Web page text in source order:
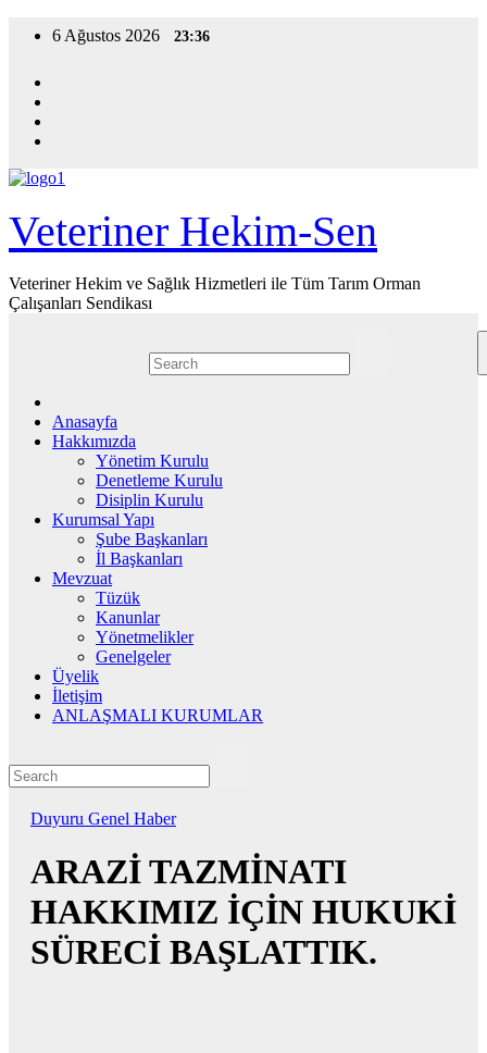
6 Ağustos 2026 23:36
Veteriner Hekim-Sen
Veteriner Hekim ve Sağlık Hizmetleri ile Tüm Tarım Orman
Çalışanları Sendikası
Anasayfa
Hakkımızda
Yönetim Kurulu
Denetleme Kurulu
Disiplin Kurulu
Kurumsal Yapı
Şube Başkanları
İl Başkanları
Mevzuat
Tüzük
Kanunlar
Yönetmelikler
Genelgeler
Üyelik
İletişim
ANLAŞMALI KURUMLAR
Duyuru Genel Haber
ARAZİ TAZMİNATI
HAKKIMIZ İÇİN HUKUKİ
SÜRECİ BAŞLATTIK.